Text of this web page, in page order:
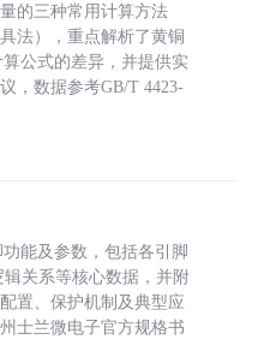
的三种常用计算方法
法），重点解析了黄铜
算公式的差异，并提供实
，数据参考GB/T 4423-
能及参数，包括各引脚
关系等核心数据，并附
置、保护机制及典型应
士兰微电子官方规格书